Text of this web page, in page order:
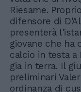
Riesame.
difensore di
presenterà
giovane che ha
calcio in testa a
gia in terra. Il
preliminari
ordinanza di